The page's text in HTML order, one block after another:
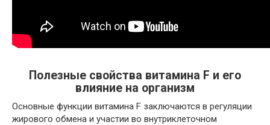
Полезные свойства витамина F и его
влияние на организм
Основные функции витамина F заключаются в регуляции
жирового обмена и участии во внутриклеточном